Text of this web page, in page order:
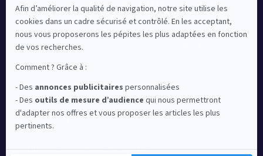
Equipementier sportif leader en France depuis plus de
10 ans, Ekinsport a été distingué par la rédaction de
Capital dans son classement des « Meilleurs sites de
commerce en ligne 2024 », catégorie Sportswear.
En savoir plus
© EKINSPORT 2026
Conditions Générales de Vente